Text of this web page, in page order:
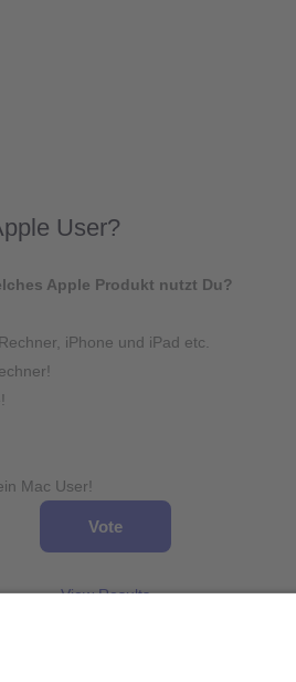
User?
Apple Produkt nutzt Du?
iPhone und iPad etc.
Mac User!
View Results